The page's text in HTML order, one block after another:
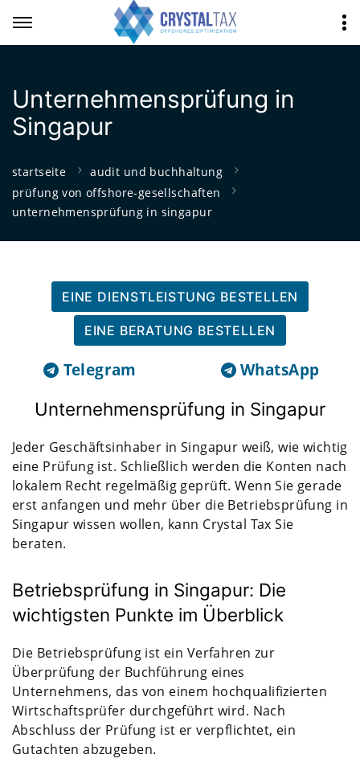
Unternehmensprüfung in
Singapur
startseite
audit und buchhaltung
prüfung von offshore-gesellschaften
unternehmensprüfung in singapur
EINE DIENSTLEISTUNG BESTELLEN
EINE BERATUNG BESTELLEN
Telegram WhatsApp
Unternehmensprüfung in Singapur
Jeder Geschäftsinhaber in Singapur weiß, wie wichtig
eine Prüfung ist. Schließlich werden die Konten nach
lokalem Recht regelmäßig geprüft. Wenn Sie gerade
erst anfangen und mehr über die Betriebsprüfung in
Singapur wissen wollen, kann Crystal Tax Sie
beraten.
Betriebsprüfung in Singapur: Die
wichtigsten Punkte im Überblick
Die Betriebsprüfung ist ein Verfahren zur
Überprüfung der Buchführung eines
Unternehmens, das von einem hochqualifizierten
Wirtschaftsprüfer durchgeführt wird. Nach
Abschluss der Prüfung ist er verpflichtet, ein
Gutachten abzugeben.